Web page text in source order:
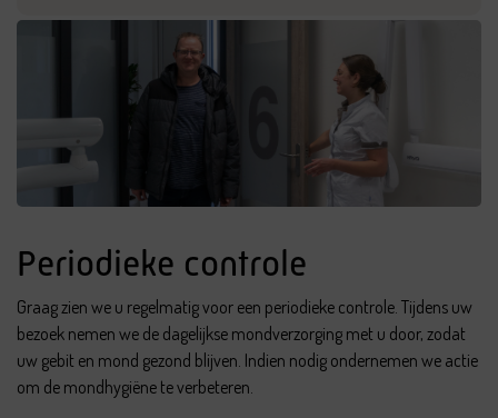
Periodieke controle
Graag zien we u regelmatig voor een periodieke controle. Tijdens uw
bezoek nemen we de dagelijkse mondverzorging met u door, zodat
uw gebit en mond gezond blijven. Indien nodig ondernemen we actie
om de mondhygiëne te verbeteren.